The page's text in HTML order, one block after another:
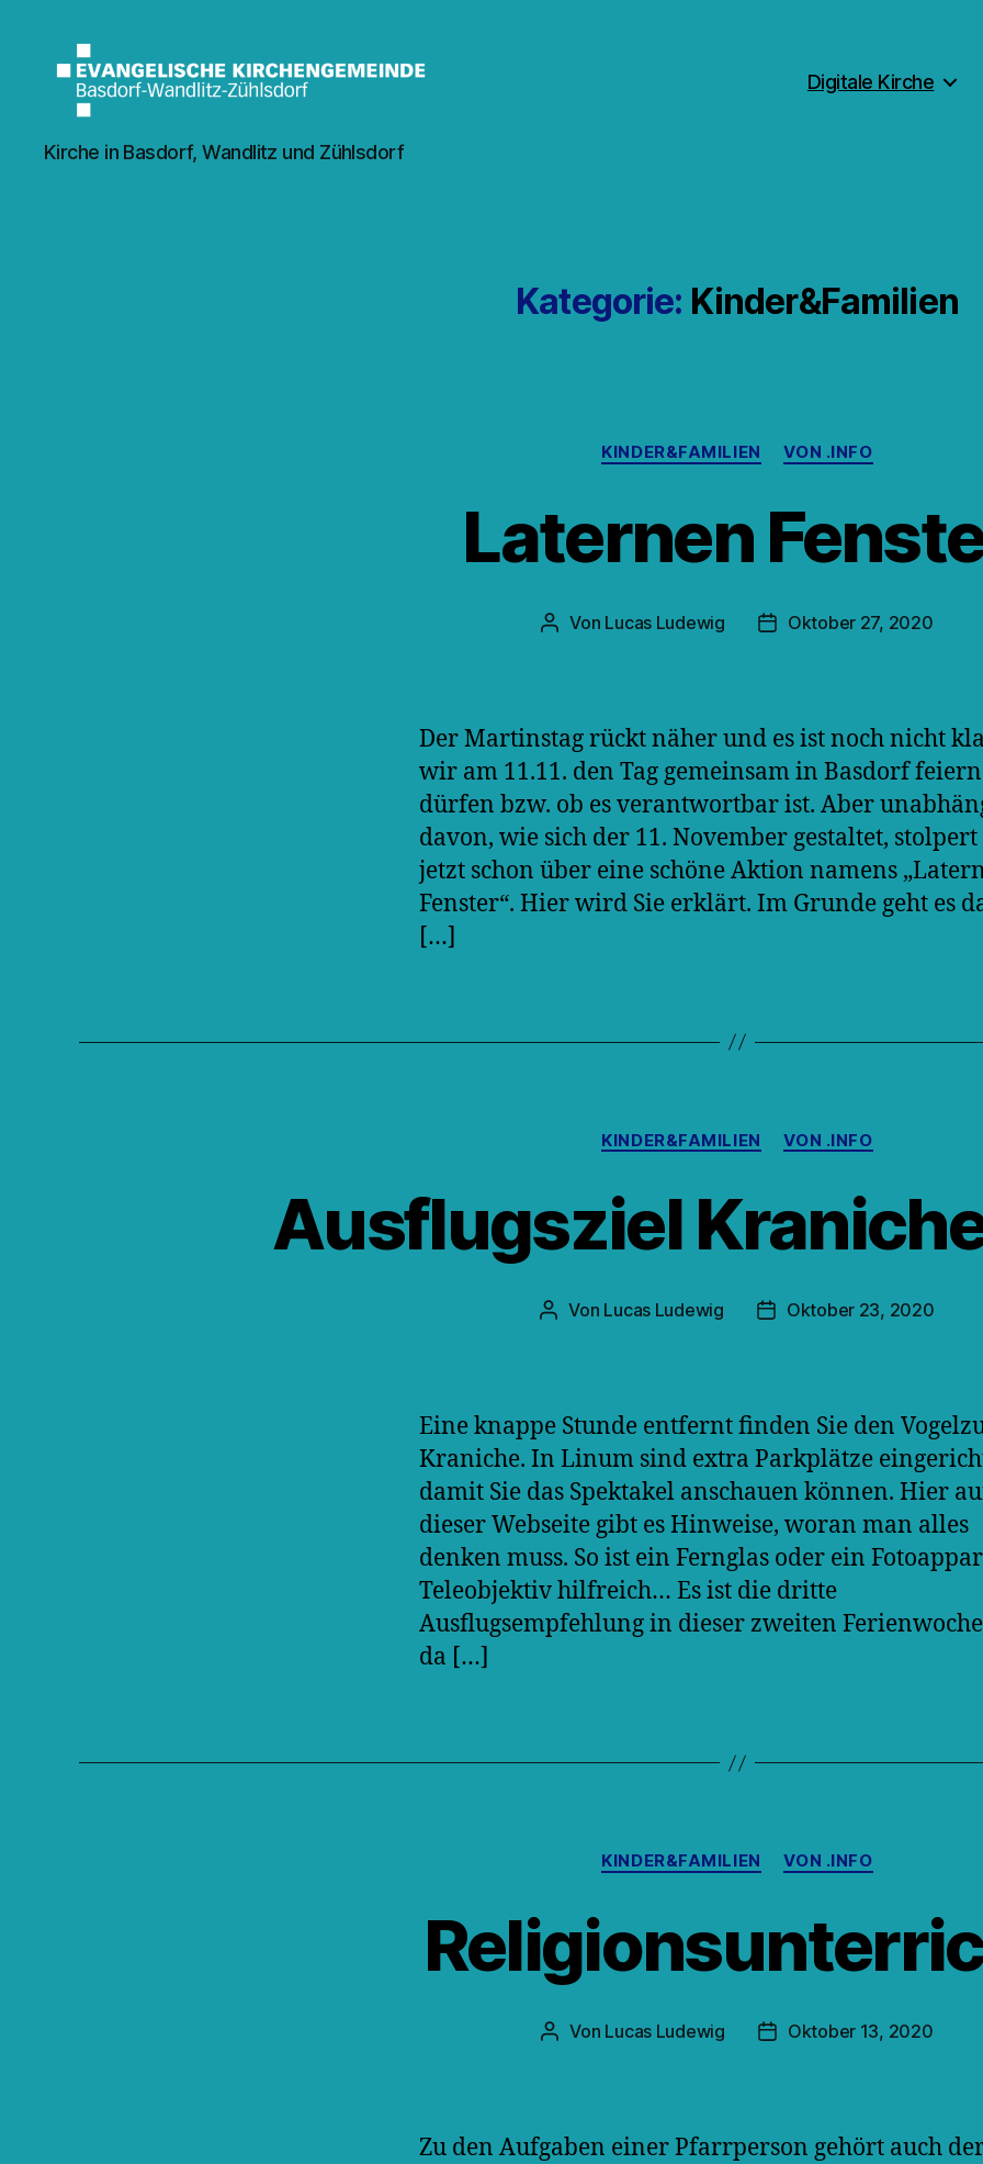
Kirche
Wandlitz
Kirche in Basdorf, Wandlitz und Zühlsdorf
Digitale Kirche
Kategorie: Kinder&Familien
Kategorien
KINDER&FAMILIEN VON .INFO
Laternen
Beitragsautor
Von Lucas Ludewig Veröffentlichungsdatum
Oktober 27, 2020
Der Martinstag rückt näher und es ist noch nicht
wir am 11.11. den Tag gemeinsam in Basdorf feiern
dürfen bzw. ob es verantwortbar ist. Aber
davon, wie sich der 11. November gestaltet,
jetzt schon über eine schöne Aktion namens
Fenster“. Hier wird Sie erklärt. Im Grunde geht es
[…]
Kategorien
KINDER&FAMILIEN VON .INFO
Ausflugsziel
Beitragsautor
Von Lucas Ludewig Veröffentlichungsdatum
Oktober 23, 2020
Eine knappe Stunde entfernt finden Sie den
Kraniche. In Linum sind extra Parkplätze
damit Sie das Spektakel anschauen können. Hier
dieser Webseite gibt es Hinweise, woran man alles
denken muss. So ist ein Fernglas oder ein
Teleobjektiv hilfreich… Es ist die dritte
Ausflugsempfehlung in dieser zweiten
da […]
Kategorien
KINDER&FAMILIEN VON .INFO
Beitragsautor
Von Lucas Ludewig Veröffentlichungsdatum
Oktober 13, 2020
Zu den Aufgaben einer Pfarrperson gehört auch